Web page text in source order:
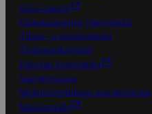
Oiva-raportit
Osuuskauppojen yhteystiedot
Tilaus- ja toimitusehdot
Tietosuojakäytäntö
Palvelun käyttöehdot
Saavutettavuus
Mobiilisovelluksen saavutettavuus
Mainostajalle